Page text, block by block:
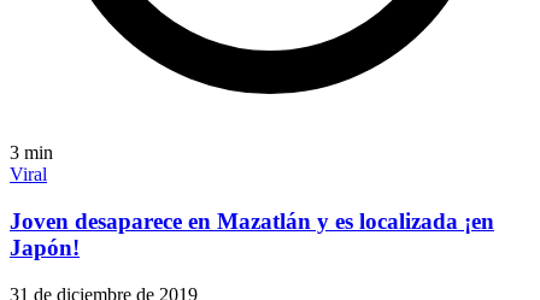
3 min
Viral
Joven desaparece en Mazatlán y es localizada ¡en
Japón!
31 de diciembre de 2019